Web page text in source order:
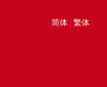
|简体 |繁体 |